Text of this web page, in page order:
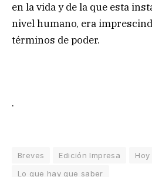
en la vida y de la que esta
nivel humano, era
términos de poder.
.
Breves Edición Impresa
Hoy
Lo que hay que saber